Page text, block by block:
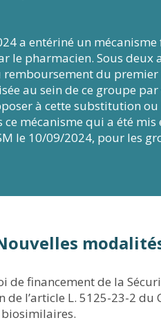
a entériné un
le pharmacien. Sous deux
remboursement du
au sein de ce groupe
à cette substitution
ce mécanisme qui a été
le 10/09/2024, pour les
de financement de la
de l’article L. 5125-23-2